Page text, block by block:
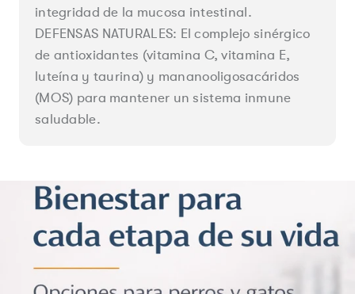
integridad de la mucosa intestinal.
DEFENSAS NATURALES: El complejo sinérgico
de antioxidantes (vitamina C, vitamina E,
luteína y taurina) y mananooligosacáridos
(MOS) para mantener un sistema inmune
saludable.